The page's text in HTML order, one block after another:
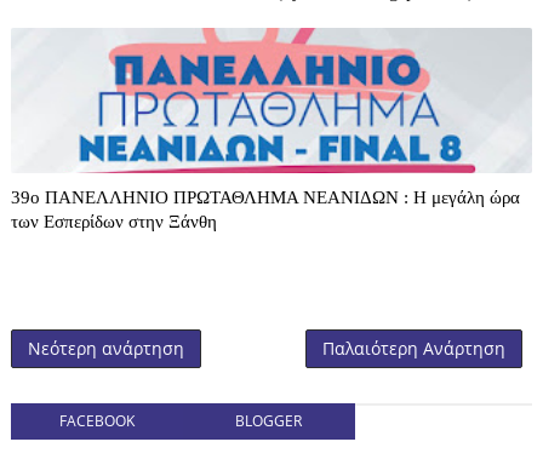
39o ΠΑΝΕΛΛΗΝΙΟ ΠΡΩΤΑΘΛΗΜΑ ΝΕΑΝΙΔΩΝ : Η μεγάλη ώρα
των Εσπερίδων στην Ξάνθη
Νεότερη ανάρτηση Παλαιότερη Ανάρτηση
FACEBOOK BLOGGER